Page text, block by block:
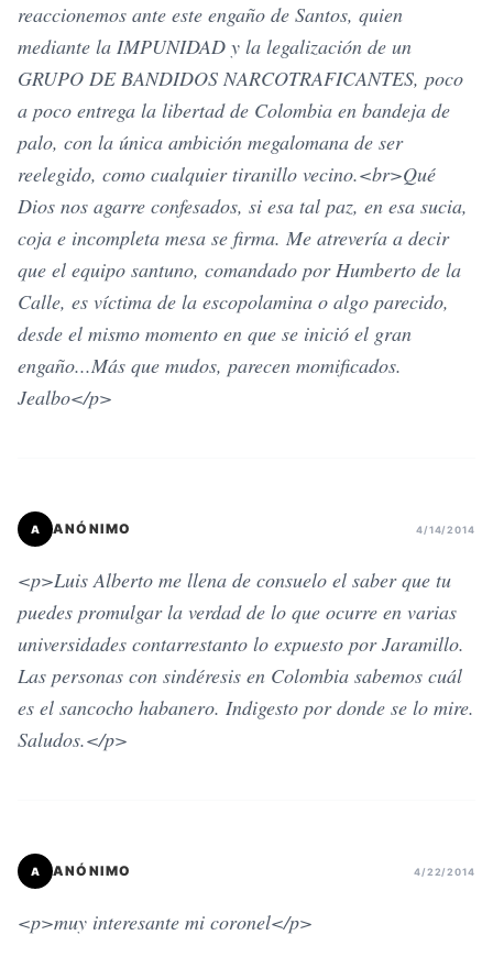
reaccionemos ante este engaño de Santos, quien
mediante la IMPUNIDAD y la legalización de un
GRUPO DE BANDIDOS NARCOTRAFICANTES, poco
a poco entrega la libertad de Colombia en bandeja de
palo, con la única ambición megalomana de ser
reelegido, como cualquier tiranillo vecino.<br>Qué
Dios nos agarre confesados, si esa tal paz, en esa sucia,
coja e incompleta mesa se firma. Me atrevería a decir
que el equipo santuno, comandado por Humberto de la
Calle, es víctima de la escopolamina o algo parecido,
desde el mismo momento en que se inició el gran
engaño...Más que mudos, parecen momificados.
Jealbo</p>
A ANÓNIMO 4/14/2014
<p>Luis Alberto me llena de consuelo el saber que tu
puedes promulgar la verdad de lo que ocurre en varias
universidades contarrestanto lo expuesto por Jaramillo.
Las personas con sindéresis en Colombia sabemos cuál
es el sancocho habanero. Indigesto por donde se lo mire.
Saludos.</p>
A ANÓNIMO 4/22/2014
<p>muy interesante mi coronel</p>